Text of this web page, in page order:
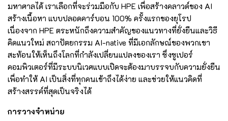
มหาศาลได้ เราเลือกที่จะร่วมมือกับ HPE เพื่อสร้างคลาวด์ของ AI
สร้างเนื้อหา แบบปลอดคาร์บอน 100% ครั้งแรกของยุโรป
เนื่องจาก HPE ตระหนักถึงความสำคัญของแนวทางที่ยั่งยืนและวิธี
คิดแนวใหม่ สถาปัตยกรรม AI-native ที่มีเอกลักษณ์ของพวกเขา
สะท้อนให้เห็นถึงโลกที่กำลังเปลี่ยนแปลงของเรา ซึ่งซูเปอร์
คอมพิวเตอร์ที่มีระบบนิเวศแบบเปิดจะต้องมาบรรจบกับความยั่งยืน
เพื่อทำให้ AI เป็นสิ่งที่ทุกคนเข้าถึงได้ง่าย และช่วยให้แนวคิดที่
สร้างสรรค์ที่สุดเป็นจริงได้
การวางจำหน่าย